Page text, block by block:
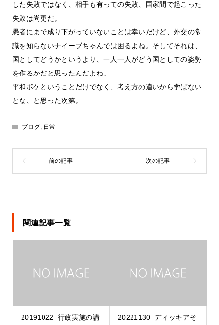
した失敗ではなく、相手も有っての失敗、国家間で起こった
失敗は尚更だ。
愚者にまで成り下がっていないことは幸いだけど、外交の常
識を知らないナイーブちゃんでは困るよね。そしてそれは、
国としてどうかというより、一人一人がどう国としての姿勢
を作るかだと思ったんだよね。
平和ボケということだけでなく、考え方の違いから学ばない
とな、と思った次第。
ブログ, 日常
関連記事一覧
20191022_行政実施の講
20221130_ディッキアそ